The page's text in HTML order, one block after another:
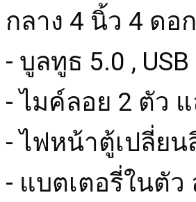
กลาง 4 นิ้ว 4 ดอก
- บูลทูธ 5.0 ,
- ไมค์ลอย 2 ตัว
- ไฟหน้าตู้เปลี่ยน
- แบตเตอรี่ในตัว